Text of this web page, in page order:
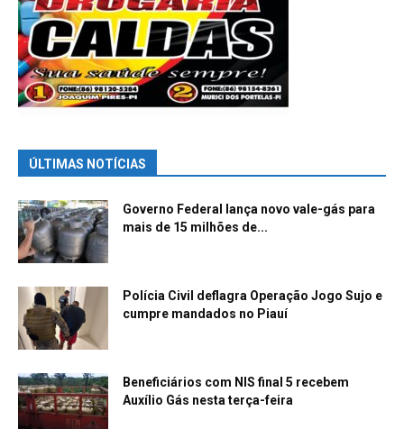
ÚLTIMAS NOTÍCIAS
Governo Federal lança novo vale-gás para
mais de 15 milhões de...
Polícia Civil deflagra Operação Jogo Sujo e
cumpre mandados no Piauí
Beneficiários com NIS final 5 recebem
Auxílio Gás nesta terça-feira